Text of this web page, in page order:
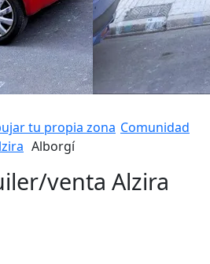
tu propia zona Comunidad
Alborgí
venta Alzira